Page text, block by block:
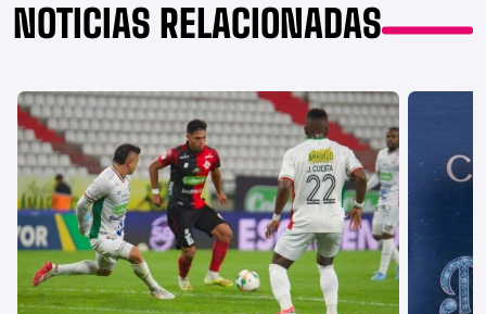
NOTICIAS RELACIONADAS